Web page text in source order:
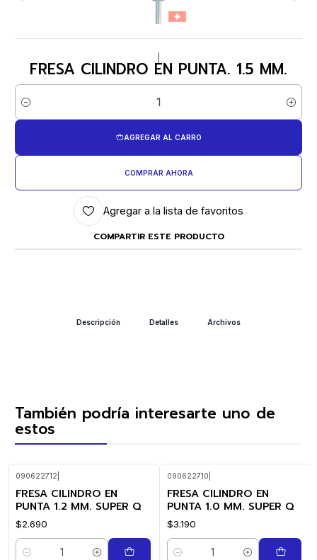
FRESA CILINDRO EN PUNTA. 1.5 MM.
Cantidad
AGREGAR AL CARRO
COMPRAR AHORA
Agregar a la lista de favoritos
COMPARTIR ESTE PRODUCTO
Descripción Detalles Archivos
También podría interesarte uno de
estos
090622712
FRESA CILINDRO EN
PUNTA 1.2 MM. SUPER Q
$2.690
090622710
FRESA CILINDRO EN
PUNTA 1.0 MM. SUPER Q
$3.190